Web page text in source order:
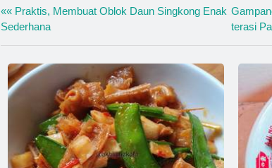
«« Praktis, Membuat Oblok Daun Singkong Enak
Sederhana
terasi